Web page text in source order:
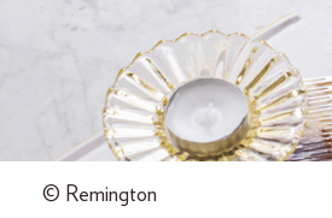
© Remington